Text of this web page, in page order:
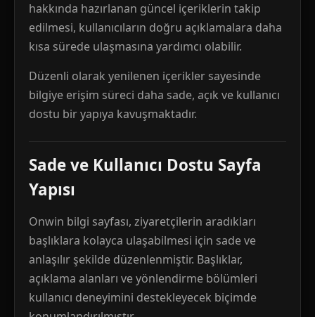
hakkında hazırlanan güncel içeriklerin takip
edilmesi, kullanıcıların doğru açıklamalara daha
kısa sürede ulaşmasına yardımcı olabilir.
Düzenli olarak yenilenen içerikler sayesinde
bilgiye erişim süreci daha sade, açık ve kullanıcı
dostu bir yapıya kavuşmaktadır.
Sade ve Kullanıcı Dostu Sayfa
Yapısı
Onwin bilgi sayfası, ziyaretçilerin aradıkları
başlıklara kolayca ulaşabilmesi için sade ve
anlaşılır şekilde düzenlenmiştir. Başlıklar,
açıklama alanları ve yönlendirme bölümleri
kullanıcı deneyimini destekleyecek biçimde